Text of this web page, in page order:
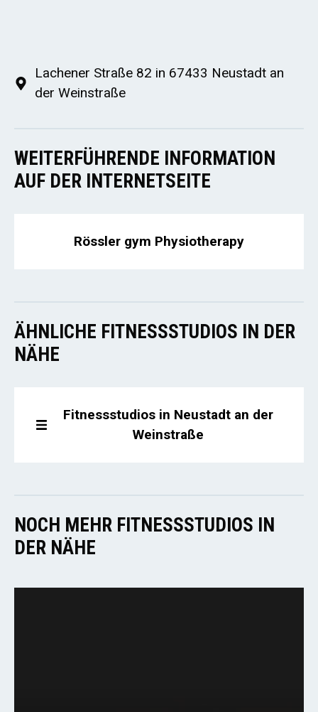
Lachener Straße 82 in 67433 Neustadt an
der Weinstraße
WEITERFÜHRENDE INFORMATION
AUF DER INTERNETSEITE
Rössler gym Physiotherapy
ÄHNLICHE FITNESSSTUDIOS IN DER
NÄHE
Fitnessstudios in Neustadt an der
Weinstraße
NOCH MEHR FITNESSSTUDIOS IN
DER NÄHE